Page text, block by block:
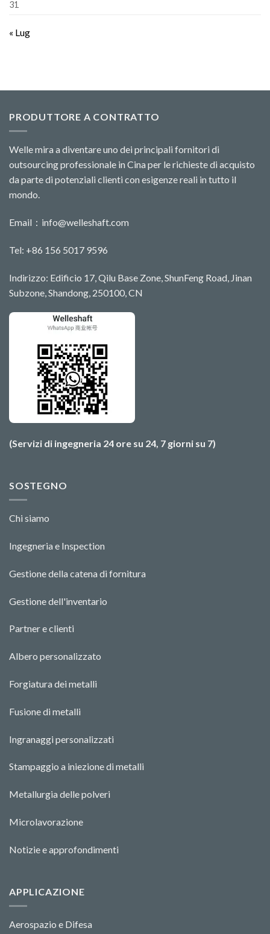
31
« Lug
PRODUTTORE A CONTRATTO
Welle mira a diventare uno dei principali fornitori di
outsourcing professionale in Cina per le richieste di acquisto
da parte di potenziali clienti con esigenze reali in tutto il
mondo.
Email： info@welleshaft.com
Tel: +86 156 5017 9596
Indirizzo: Edificio 17, Qilu Base Zone, ShunFeng Road, Jinan
Subzone, Shandong, 250100, CN
(Servizi di ingegneria 24 ore su 24, 7 giorni su 7)
SOSTEGNO
Chi siamo
Ingegneria e Inspection
Gestione della catena di fornitura
Gestione dell'inventario
Partner e clienti
Albero personalizzato
Forgiatura dei metalli
Fusione di metalli
Ingranaggi personalizzati
Stampaggio a iniezione di metalli
Metallurgia delle polveri
Microlavorazione
Notizie e approfondimenti
APPLICAZIONE
Aerospazio e Difesa